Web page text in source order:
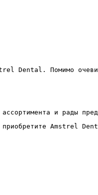
Dental. Помимо
и рады
Amstrel